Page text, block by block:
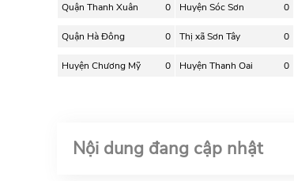
Quận Thanh Xuân 0 Huyện Sóc Sơn 0
Quận Hà Đông 0 Thị xã Sơn Tây 0
Huyện Chương Mỹ 0 Huyện Thanh Oai 0
Nội dung đang cập nhật